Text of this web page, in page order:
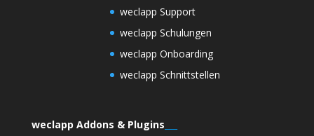
weclapp Support
weclapp Schulungen
weclapp Onboarding
weclapp Schnittstellen
weclapp Addons & Plugins